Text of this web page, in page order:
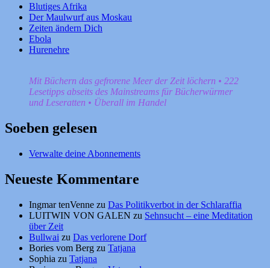
Blutiges Afrika
Der Maulwurf aus Moskau
Zeiten ändern Dich
Ebola
Hurenehre
Mit Büchern das gefrorene Meer der Zeit löchern • 222
Lesetipps abseits des Mainstreams für Bücherwürmer
und Leseratten • Überall im Handel
Soeben gelesen
Verwalte deine Abonnements
Neueste Kommentare
Ingmar tenVenne zu Das Politikverbot in der Schlaraffia
LUITWIN VON GALEN zu Sehnsucht – eine Meditation
über Zeit
Bullwai zu Das verlorene Dorf
Bories vom Berg zu Tatjana
Sophia zu Tatjana